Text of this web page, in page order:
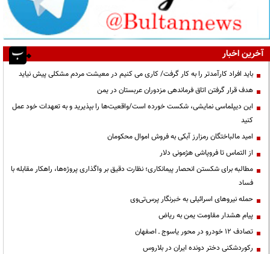
آخرین اخبار
باید افراد کارآمدتر را به کار گرفت/ کاری می کنیم در معیشت مردم مشکلی پیش نیاید
هدف قرار گرفتن اتاق‌ فرماندهی مزدوران عربستان در یمن
این دیپلماسی نمایشی، شکست خورده است/واقعیت‌ها را بپذیرید و به تعهدات خود عمل
کنید
امید مالباختگان رمزارز آبکی به فروش اموال محکومان
از التماس تا فروپاشی هژمونی دلار
مطالبه برای شکستن انحصار پیمانکاری؛ نظارت دقیق بر واگذاری پروژه‌ها، راهکار مقابله با
فساد
حمله نیروهای اسرائیلی به خبرنگار پرس‌تی‌وی
پیام هشدار مقاومت یمن به ریاض
تصادف ۱۲ خودرو در محور یاسوج ـ اصفهان
رکوردشکنی دختر دونده ایران در بلاروس